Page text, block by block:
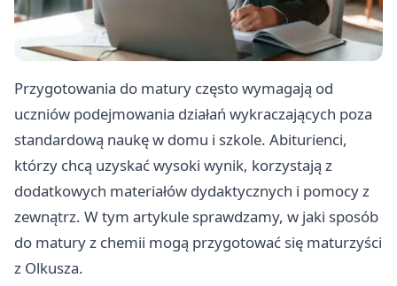
Przygotowania do matury często wymagają od
uczniów podejmowania działań wykraczających poza
standardową naukę w domu i szkole. Abiturienci,
którzy chcą uzyskać wysoki wynik, korzystają z
dodatkowych materiałów dydaktycznych i pomocy z
zewnątrz. W tym artykule sprawdzamy, w jaki sposób
do matury z chemii mogą przygotować się maturzyści
z Olkusza.